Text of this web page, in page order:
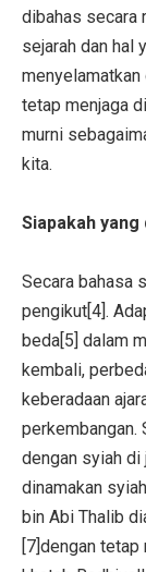
dibahas secara
sejarah dan hal
tetap menjaga
murni
kita.
Siapakah
Secara bahasa
pengikut[4].
beda[5] dalam
kembali,
keberadaan
perkembangan.
dengan syiah di
dinamakan
bin Abi Thalib
[7]dengan